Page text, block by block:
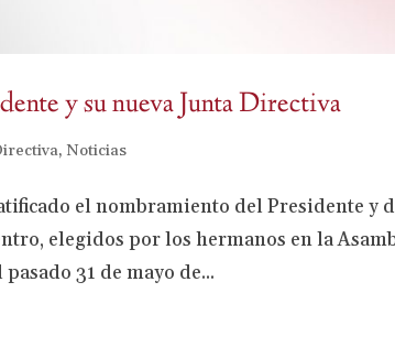
y su nueva Junta Directiva
,Noticias
el nombramiento del Presidente y
elegidos por los hermanos en la
31 de mayo de...